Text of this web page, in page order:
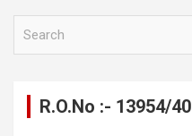
R.O.No :- 13954/40